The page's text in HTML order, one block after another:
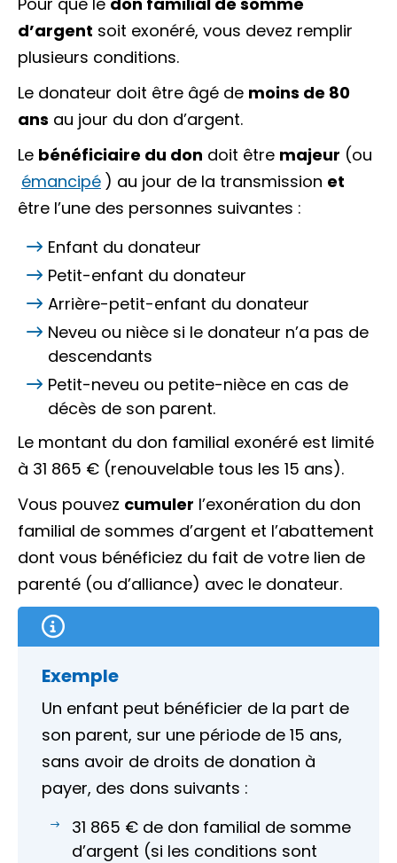
d’argent soit exonéré, vous devez remplir
plusieurs conditions.
Le donateur doit être âgé de moins de 80
ans au jour du don d’argent.
Le bénéficiaire du don doit être majeur (ou
émancipé ) au jour de la transmission et
être l’une des personnes suivantes :
Enfant du donateur
Petit-enfant du donateur
Arrière-petit-enfant du donateur
Neveu ou nièce si le donateur n’a pas de
descendants
Petit-neveu ou petite-nièce en cas de
décès de son parent.
Le montant du don familial exonéré est limité
à 31 865 € (renouvelable tous les 15 ans).
Vous pouvez cumuler l’exonération du don
familial de sommes d’argent et l’abattement
dont vous bénéficiez du fait de votre lien de
parenté (ou d’alliance) avec le donateur.
Exemple
Un enfant peut bénéficier de la part de
son parent, sur une période de 15 ans,
sans avoir de droits de donation à
payer, des dons suivants :
31 865 € de don familial de somme
d’argent (si les conditions sont